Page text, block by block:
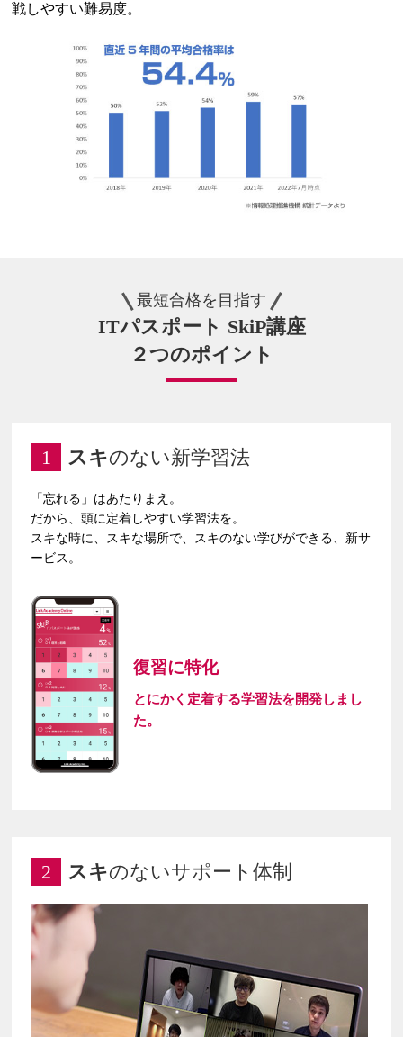
戦しやすい難易度。
最短合格を目指す
ITパスポート SkiP講座
２つのポイント
1 スキのない新学習法
「忘れる」はあたりまえ。
だから、頭に定着しやすい学習法を。
スキな時に、スキな場所で、スキのない学びができる、新サ
ービス。
復習に特化
とにかく定着する学習法を開発しまし
た。
2 スキのないサポート体制